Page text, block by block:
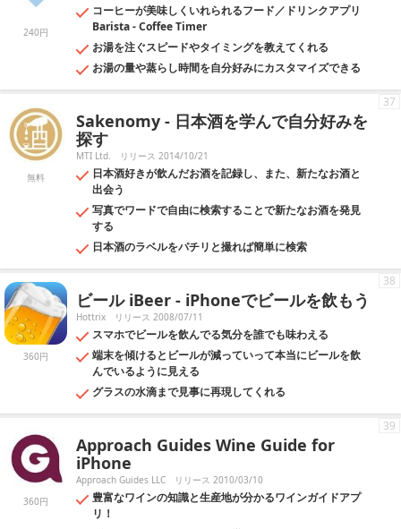
240円
コーヒーが美味しくいれられるフード／ドリンクアプリ
Barista - Coffee Timer
お湯を注ぐスピードやタイミングを教えてくれる
お湯の量や蒸らし時間を自分好みにカスタマイズできる
無料
Sakenomy - 日本酒を学んで自分好みを
探す
MTI Ltd. リリース 2014/10/21
日本酒好きが飲んだお酒を記録し、また、新たなお酒と
出会う
写真でワードで自由に検索することで新たなお酒を発見
する
日本酒のラベルをパチリと撮れば簡単に検索
37
360円
ビール iBeer - iPhoneでビールを飲もう
Hottrix リリース 2008/07/11
スマホでビールを飲んでる気分を誰でも味わえる
端末を傾けるとビールが減っていって本当にビールを飲
んでいるように見える
グラスの水滴まで見事に再現してくれる
38
360円
Approach Guides Wine Guide for
iPhone
Approach Guides LLC リリース 2010/03/10
豊富なワインの知識と生産地が分かるワインガイドアプ
リ！
39